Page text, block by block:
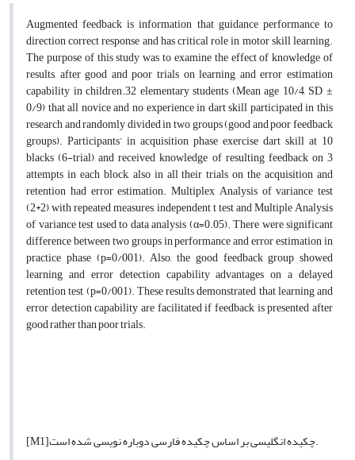
Augmented feedback is information that guidance performance to
direction correct response and has critical role in motor skill learning.
The purpose of this study was to examine the effect of knowledge of
results, after good and poor trials on learning and error estimation
capability in children.32 elementary students (Mean age 10/4, SD ±
0/9) that all novice and no experience in dart skill participated in this
research and randomly divided in two groups (good and poor feedback
groups). Participants’ in acquisition phase exercise dart skill at 10
blacks (6-trial) and received knowledge of resulting feedback on 3
attempts in each block, also in all their trials on the acquisition and
retention had error estimation. Multiplex Analysis of variance test
(2*2) with repeated measures, independent t test and Multiple Analysis
of variance test used to data analysis (α=0.05). There were significant
difference between two groups in performance and error estimation in
practice phase (p=0/001). Also, the good feedback group showed
learning and error detection capability advantages on a delayed
retention test (p=0/001). These results demonstrated that learning and
error detection capability are facilitated if feedback is presented after
good rather than poor trials.
[M1] چکیده انگلیسی بر اساس چکیده فارسی دوباره نویسی شده است.